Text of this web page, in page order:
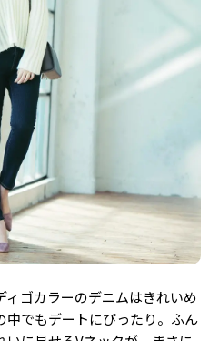
グイン
ゴカラーのデニムはきれいめ
中でもデートにぴったり。ふん